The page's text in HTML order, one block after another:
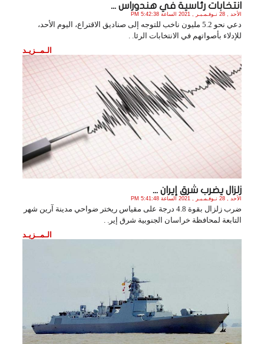
انتخابات رئاسية في هندوراس ...
الأحد , 28 نـوفـمـبـر , 2021 الساعة 5:42:38 PM
دعي نحو 5.2 مليون ناخب للتوجه إلى صناديق الاقتراع، اليوم الأحد،
للإدلاء بأصواتهم في الانتخابات الرئا. .
الـمــزيـد
زلزال يضرب شرق إيران ...
الأحد , 28 نـوفـمـبـر , 2021 الساعة 5:41:48 PM
ضرب زلزال بقوة 4.8 درجة على مقياس ريختر ضواحي مدينة آرين شهر
التابعة لمحافظة خراسان الجنوبية شرق إير. .
الـمــزيـد